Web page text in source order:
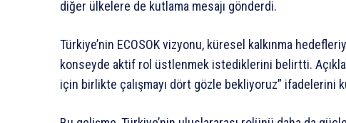
diğer ülkelere de kutlama mesajı gönderdi.
Türkiye’nin ECOSOK vizyonu, küresel kalkınma
konseyde aktif rol üstlenmek istediklerini belirtti.
için birlikte çalışmayı dört gözle bekliyoruz” ifadelerini